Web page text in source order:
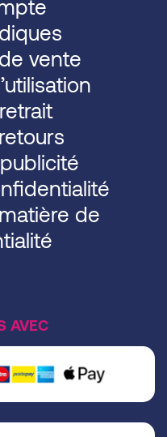
vente
de
AVEC